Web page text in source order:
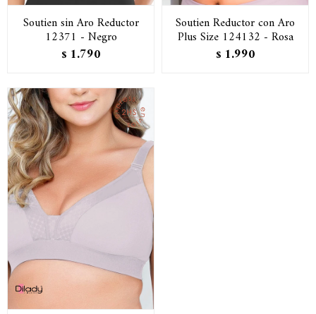
Soutien sin Aro Reductor
12371 - Negro
$ 1.790
Soutien Reductor con Aro
Plus Size 124132 - Rosa
$ 1.990